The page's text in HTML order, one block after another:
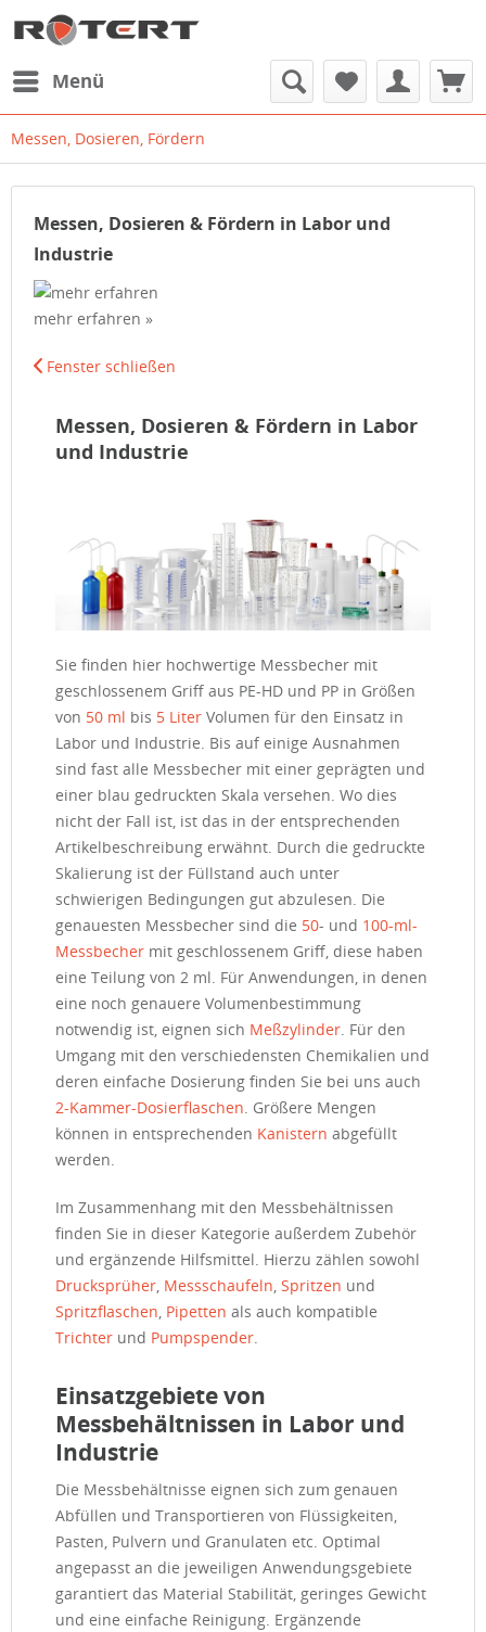
Menü
Messen, Dosieren, Fördern
Messen, Dosieren & Fördern in Labor und
Industrie
mehr erfahren »
Fenster schließen
Messen, Dosieren & Fördern in Labor
und Industrie
Sie finden hier hochwertige Messbecher mit
geschlossenem Griff aus PE-HD und PP in Größen
von 50 ml bis 5 Liter Volumen für den Einsatz in
Labor und Industrie. Bis auf einige Ausnahmen
sind fast alle Messbecher mit einer geprägten und
einer blau gedruckten Skala versehen. Wo dies
nicht der Fall ist, ist das in der entsprechenden
Artikelbeschreibung erwähnt. Durch die gedruckte
Skalierung ist der Füllstand auch unter
schwierigen Bedingungen gut abzulesen. Die
genauesten Messbecher sind die 50- und 100-ml-
Messbecher mit geschlossenem Griff, diese haben
eine Teilung von 2 ml. Für Anwendungen, in denen
eine noch genauere Volumenbestimmung
notwendig ist, eignen sich Meßzylinder. Für den
Umgang mit den verschiedensten Chemikalien und
deren einfache Dosierung finden Sie bei uns auch
2-Kammer-Dosierflaschen. Größere Mengen
können in entsprechenden Kanistern abgefüllt
werden.
Im Zusammenhang mit den Messbehältnissen
finden Sie in dieser Kategorie außerdem Zubehör
und ergänzende Hilfsmittel. Hierzu zählen sowohl
Drucksprüher, Messschaufeln, Spritzen und
Spritzflaschen, Pipetten als auch kompatible
Trichter und Pumpspender.
Einsatzgebiete von
Messbehältnissen in Labor und
Industrie
Die Messbehältnisse eignen sich zum genauen
Abfüllen und Transportieren von Flüssigkeiten,
Pasten, Pulvern und Granulaten etc. Optimal
angepasst an die jeweiligen Anwendungsgebiete
garantiert das Material Stabilität, geringes Gewicht
und eine einfache Reinigung. Ergänzende